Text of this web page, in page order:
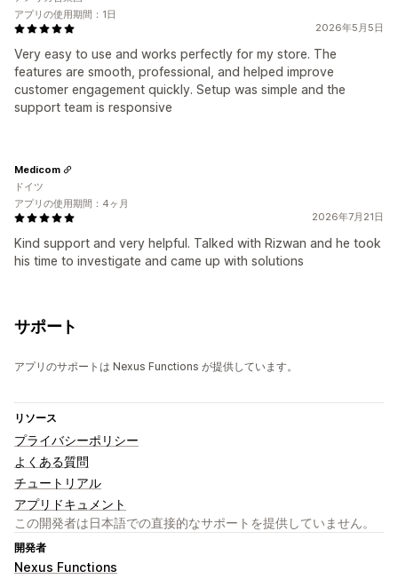
2026年5月5日
Very easy to use and works perfectly for my store. The
features are smooth, professional, and helped improve
customer engagement quickly. Setup was simple and the
support team is responsive
アプリの使用期間：1日
2026年7月21日
Kind support and very helpful. Talked with Rizwan and he took
his time to investigate and came up with solutions
Medicom
ドイツ
アプリの使用期間：4ヶ月
サポート
アプリのサポートは Nexus Functions が提供しています。
リソース
プライバシーポリシー
よくある質問
チュートリアル
アプリドキュメント
この開発者は日本語での直接的なサポートを提供していません。
開発者
Nexus Functions